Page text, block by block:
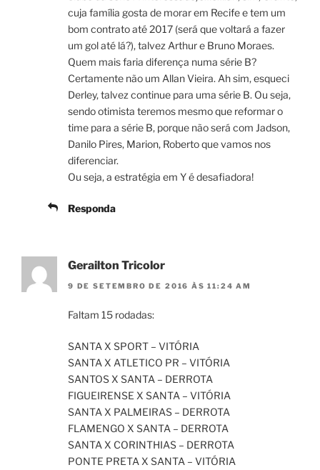
cuja família gosta de morar em Recife e tem um
bom contrato até 2017 (será que voltará a fazer
um gol até lá?), talvez Arthur e Bruno Moraes.
Quem mais faria diferença numa série B?
Certamente não um Allan Vieira. Ah sim, esqueci
Derley, talvez continue para uma série B. Ou seja,
sendo otimista teremos mesmo que reformar o
time para a série B, porque não será com Jadson,
Danilo Pires, Marion, Roberto que vamos nos
diferenciar.
Ou seja, a estratégia em Y é desafiadora!
Responda
Gerailton Tricolor
9 DE SETEMBRO DE 2016 ÀS 11:24 AM
Faltam 15 rodadas:
SANTA X SPORT – VITÓRIA
SANTA X ATLETICO PR – VITÓRIA
SANTOS X SANTA – DERROTA
FIGUEIRENSE X SANTA – VITÓRIA
SANTA X PALMEIRAS – DERROTA
FLAMENGO X SANTA – DERROTA
SANTA X CORINTHIAS – DERROTA
PONTE PRETA X SANTA – VITÓRIA